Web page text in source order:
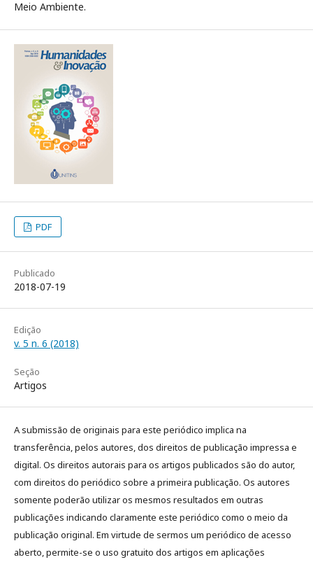
Meio Ambiente.
PDF
Publicado
2018-07-19
Edição
v. 5 n. 6 (2018)
Seção
Artigos
A submissão de originais para este periódico implica na
transferência, pelos autores, dos direitos de publicação impressa e
digital. Os direitos autorais para os artigos publicados são do autor,
com direitos do periódico sobre a primeira publicação. Os autores
somente poderão utilizar os mesmos resultados em outras
publicações indicando claramente este periódico como o meio da
publicação original. Em virtude de sermos um periódico de acesso
aberto, permite-se o uso gratuito dos artigos em aplicações